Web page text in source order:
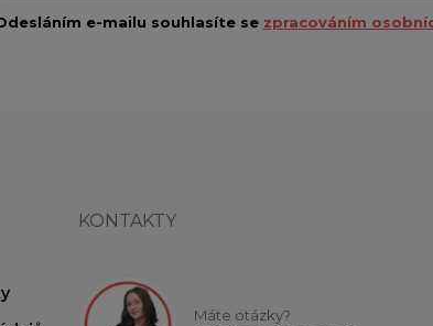
e-mailu souhlasíte se zpracováním
KONTAKTY
Máte otázky?